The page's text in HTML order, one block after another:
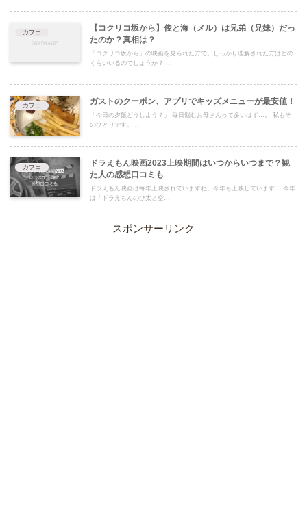
カフェ
【コクリコ坂から】俊と海（メル）は兄弟（兄妹）だっ
たのか？真相は？
「コクリコ坂から」の映画を見られた方で、しっかり理解された方はどの
くらいいるのでしょうか？ ...
カフェ ガストのクーポン、アプリでキッズメニューが最安値！
「今日の夕飯どうしよう？」 毎日悩むお母さんって多いはず…。 私もそ
のひとりです。 ...
カフェ
ドラえもん映画2023上映期間はいつからいつまで？観
た人の感想口コミも
ドラえもん映画は毎年上映されていますね。今年も上映しています！ 今年
は「ドラえもんのび太と空...
スポンサーリンク